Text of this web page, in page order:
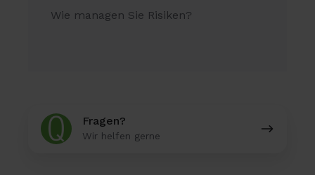
Wie managen Sie Risiken?
Fragen?
Wir helfen gerne
Fragen?